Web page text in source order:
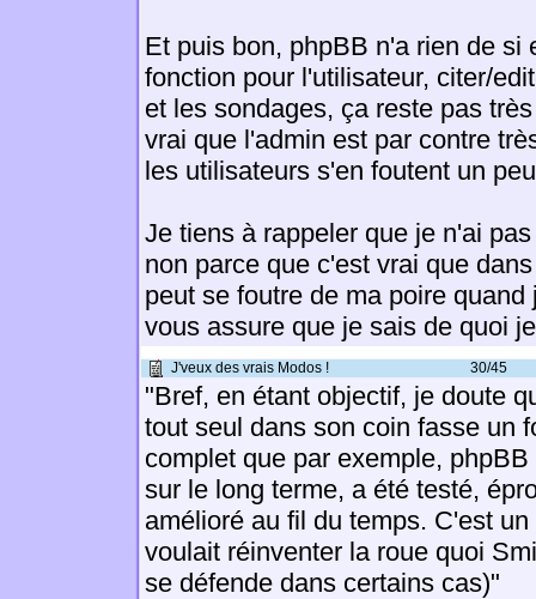
Et puis bon, phpBB n'a rien de si
fonction pour l'utilisateur, citer/
et les sondages, ça reste pas
vrai que l'admin est par contre
les utilisateurs s'en foutent un
Je tiens à rappeler que je n'ai
non parce que c'est vrai que
peut se foutre de ma poire
vous assure que je sais de quoi
J'veux des vrais Modos ! 30/45
"Bref, en étant objectif, je doute
tout seul dans son coin fasse un
complet que par exemple,
sur le long terme, a été testé,
amélioré au fil du temps. C'est
voulait réinventer la roue quoi
se défende dans certains cas)"